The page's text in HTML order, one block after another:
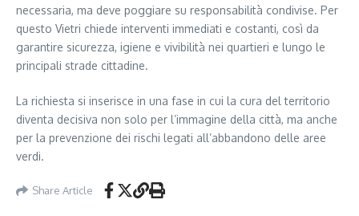
necessaria, ma deve poggiare su responsabilità condivise. Per
questo Vietri chiede interventi immediati e costanti, così da
garantire sicurezza, igiene e vivibilità nei quartieri e lungo le
principali strade cittadine.
La richiesta si inserisce in una fase in cui la cura del territorio
diventa decisiva non solo per l’immagine della città, ma anche
per la prevenzione dei rischi legati all’abbandono delle aree
verdi.
Share Article